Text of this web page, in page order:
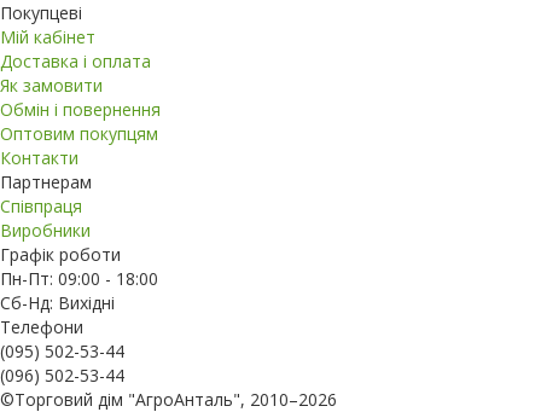
Покупцеві
Мій кабінет
Доставка і оплата
Як замовити
Обмін і повернення
Оптовим покупцям
Контакти
Партнерам
Співпраця
Виробники
Графік роботи
Пн-Пт: 09:00 - 18:00
Сб-Нд: Вихідні
Телефони
(095) 502-53-44
(096) 502-53-44
©Торговий дім "АгроАнталь", 2010–2026